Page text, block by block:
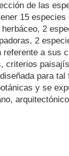
de las
15
2
2
referente a sus
criterios
para
y se